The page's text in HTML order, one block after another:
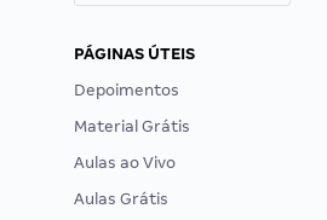
PÁGINAS ÚTEIS
Depoimentos
Material Grátis
Aulas ao Vivo
Aulas Grátis